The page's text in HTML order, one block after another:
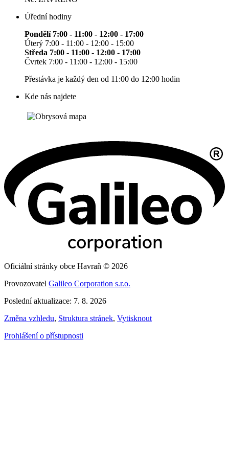
Úřední hodiny
Pondělí 7:00 - 11:00 - 12:00 - 17:00
Úterý 7:00 - 11:00 - 12:00 - 15:00
Středa 7:00 - 11:00 - 12:00 - 17:00
Čvrtek 7:00 - 11:00 - 12:00 - 15:00
Přestávka je každý den od 11:00 do 12:00 hodin
Kde nás najdete
Oficiální stránky obce Havraň © 2026
Provozovatel Galileo Corporation s.r.o.
Poslední aktualizace: 7. 8. 2026
Změna vzhledu, Struktura stránek, Vytisknout
Prohlášení o přístupnosti